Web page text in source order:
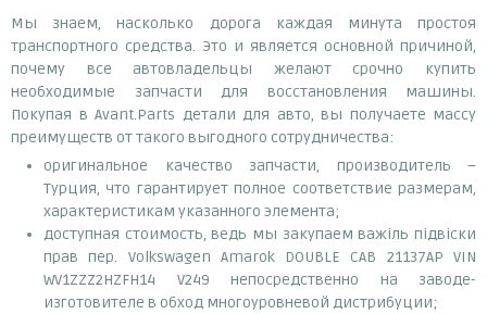
Мы знаем, насколько дорога каждая минута простоя
транспортного средства. Это и является основной причиной,
почему все автовладельцы желают срочно купить
необходимые запчасти для восстановления машины.
Покупая в Avant.Parts детали для авто, вы получаете массу
преимуществ от такого выгодного сотрудничества:
оригинальное качество запчасти, производитель –
Турция, что гарантирует полное соответствие размерам,
характеристикам указанного элемента;
доступная стоимость, ведь мы закупаем важіль підвіски
прав пер. Volkswagen Amarok DOUBLE CAB 21137AP VIN
WV1ZZZ2HZFH14 V249 непосредственно на заводе-
изготовителе в обход многоуровневой дистрибуции;